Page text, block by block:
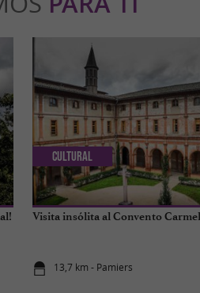
Visita insólita al Convento
13,7 km - Pamiers
Cultural